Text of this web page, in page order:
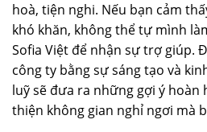
hoà, tiện nghi. Nếu bạn cảm
khó khăn, không thể tự mình
Sofia Việt để nhận sự trợ giúp.
công ty bằng sự sáng tạo và
luỹ sẽ đưa ra những gợi ý hoàn
thiện không gian nghỉ ngơi mà